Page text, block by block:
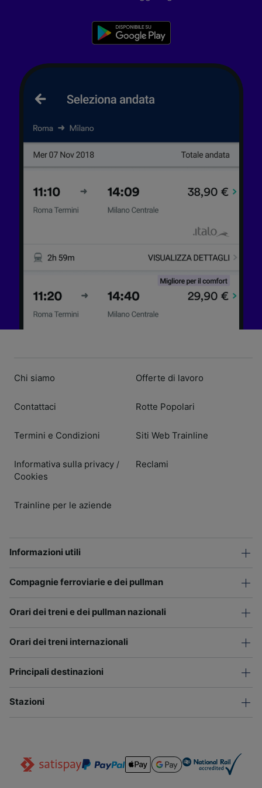
Chi siamo
Contattaci
Termini e Condizioni
Informativa sulla privacy /
Cookies
Trainline per le aziende
Offerte di lavoro
Rotte Popolari
Siti Web Trainline
Reclami
Informazioni utili
Compagnie ferroviarie e dei pullman
Orari dei treni e dei pullman nazionali
Orari dei treni internazionali
Principali destinazioni
Stazioni
Elenco dei partner (fornitori)